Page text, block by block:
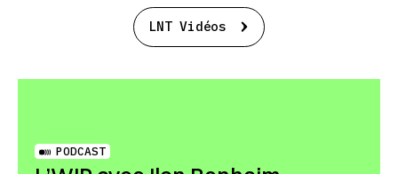
LNT Vidéos
PODCAST